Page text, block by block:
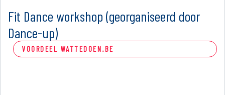
Fit Dance workshop (georganiseerd door
Dance-up)
VOORDEEL WATTEDOEN.BE